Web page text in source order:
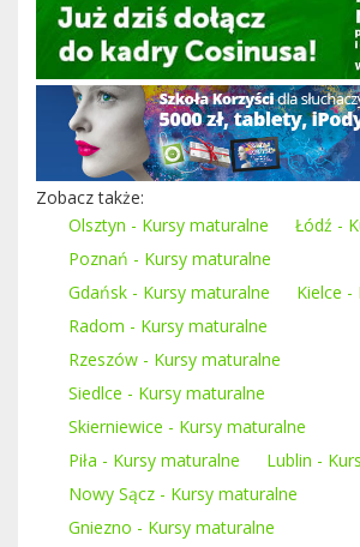
Zobacz także:
Olsztyn - Kursy maturalne
Łódź -
Poznań - Kursy maturalne
Gdańsk - Kursy maturalne
Kielce -
Radom - Kursy maturalne
Rzeszów - Kursy maturalne
Siedlce - Kursy maturalne
Skierniewice - Kursy maturalne
Piła - Kursy maturalne
Lublin -
Nowy Sącz - Kursy maturalne
Gniezno - Kursy maturalne